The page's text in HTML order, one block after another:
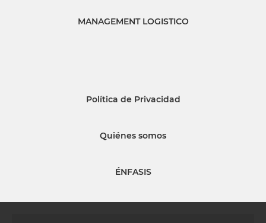
MANAGEMENT LOGISTICO
Política de Privacidad
Quiénes somos
ÉNFASIS